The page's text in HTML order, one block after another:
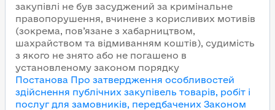
закупівлі не був засуджений за кримінальне
правопорушення, вчинене з корисливих мотивів
(зокрема, пов’язане з хабарництвом,
шахрайством та відмиванням коштів), судимість
з якого не знято або не погашено в
установленому законом порядку
Постанова Про затвердження особливостей
здійснення публічних закупівель товарів, робіт і
послуг для замовників, передбачених Законом